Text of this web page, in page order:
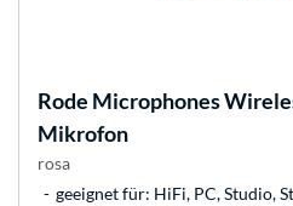
Rode Microphones
Mikrofon
rosa
geeignet für: HiFi, PC, Studio,